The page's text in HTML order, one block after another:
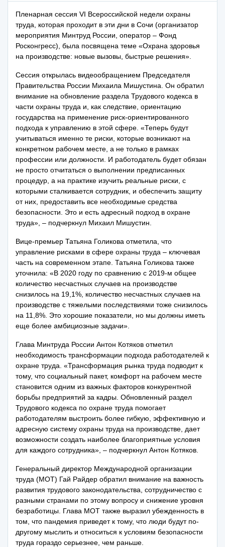
Пленарная сессия VI Всероссийской недели охраны
труда, которая проходит в эти дни в Сочи (организатор
мероприятия Минтруд России, оператор – Фонд
Росконгресс), была посвящена теме «Охрана здоровья
на производстве: новые вызовы, быстрые решения».
Сессия открылась видеообращением Председателя
Правительства России Михаила Мишустина. Он обратил
внимание на обновление раздела Трудового кодекса в
части охраны труда и, как следствие, ориентацию
государства на применение риск-ориентированного
подхода к управлению в этой сфере. «Теперь будут
учитываться именно те риски, которые возникают на
конкретном рабочем месте, а не только в рамках
профессии или должности. И работодатель будет обязан
не просто отчитаться о выполнении предписанных
процедур, а на практике изучить реальные риски, с
которыми сталкивается сотрудник, и обеспечить защиту
от них, предоставить все необходимые средства
безопасности. Это и есть адресный подход в охране
труда», – подчеркнул Михаил Мишустин.
Вице-премьер Татьяна Голикова отметила, что
управление рисками в сфере охраны труда – ключевая
часть на современном этапе. Татьяна Голикова также
уточнила: «В 2020 году по сравнению с 2019-м общее
количество несчастных случаев на производстве
снизилось на 19,1%, количество несчастных случаев на
производстве с тяжелыми последствиями тоже снизилось
на 11,8%. Это хорошие показатели, но мы должны иметь
еще более амбициозные задачи».
Глава Минтруда России Антон Котяков отметил
необходимость трансформации подхода работодателей к
охране труда. «Трансформация рынка труда подводит к
тому, что социальный пакет, комфорт на рабочем месте
становится одним из важных факторов конкурентной
борьбы предприятий за кадры. Обновленный раздел
Трудового кодекса по охране труда помогает
работодателям выстроить более гибкую, эффективную и
адресную систему охраны труда на производстве, дает
возможности создать наиболее благоприятные условия
для каждого сотрудника», – подчеркнул Антон Котяков.
Генеральный директор Международной организации
труда (МОТ) Гай Райдер обратил внимание на важность
развития трудового законодательства, сотрудничество с
разными странами по этому вопросу и снижение уровня
безработицы. Глава МОТ также выразил убежденность в
том, что пандемия приведет к тому, что люди будут по-
другому мыслить и относиться к условиям безопасности
труда гораздо серьезнее, чем раньше.